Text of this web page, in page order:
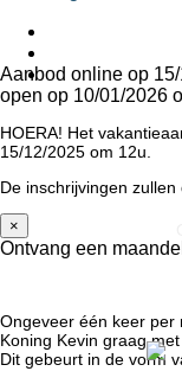
Aanbod online op
open op 10/01/2026
HOERA! Het
15/12/2025 om 12u.
De inschrijvingen
×
Ontvang een
Ongeveer één keer per
Koning Kevin graag met
Dit gebeurt in de vorm